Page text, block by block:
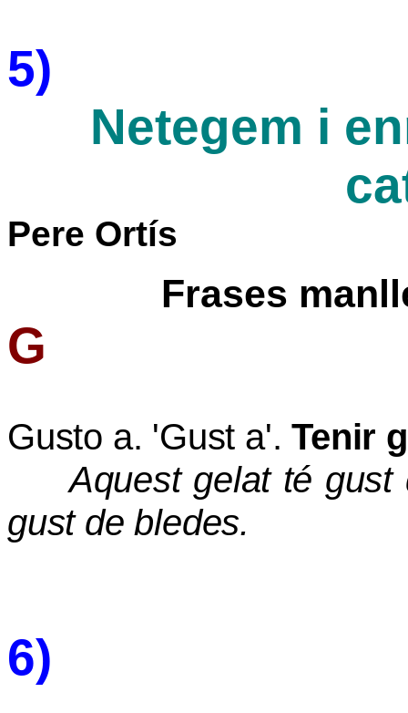
5)
Netegem i
Pere Ortís
Frases
G
Gusto a. 'Gust a'.Tenir
Aquest gelat té
gust de bledes.
6)